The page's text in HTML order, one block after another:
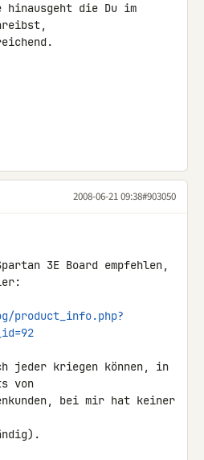
hinausgeht die Du im
2008-06-21 09:38#903050
3E Board empfehlen,
product_info.php?
jeder kriegen können, in
von
bei mir hat keiner